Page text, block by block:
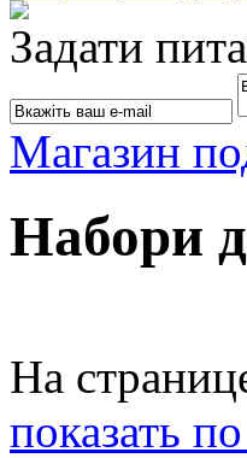
Задати
Магазин
Набори
На
показать